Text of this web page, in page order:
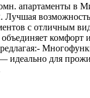
апартаменты в
возможность
с отличным
комфорт и
идеально для